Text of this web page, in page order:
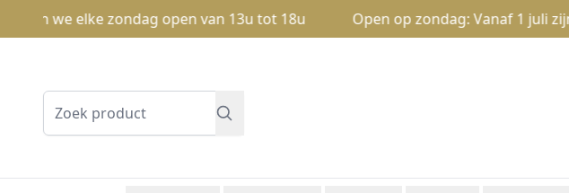
we elke zondag open van 13u tot 18u Open op zondag: Vanaf 1 juli zijn
Zoeken